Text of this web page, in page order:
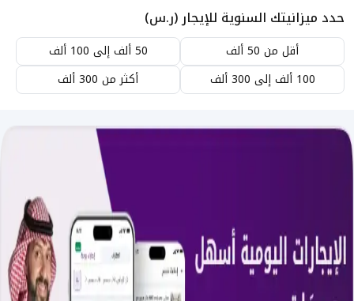
حدد ميزانيتك السنوية للإيجار (ر.س)
أقل من 50 ألف
50 ألف إلى 100 ألف
100 ألف إلى 300 ألف
أكثر من 300 ألف